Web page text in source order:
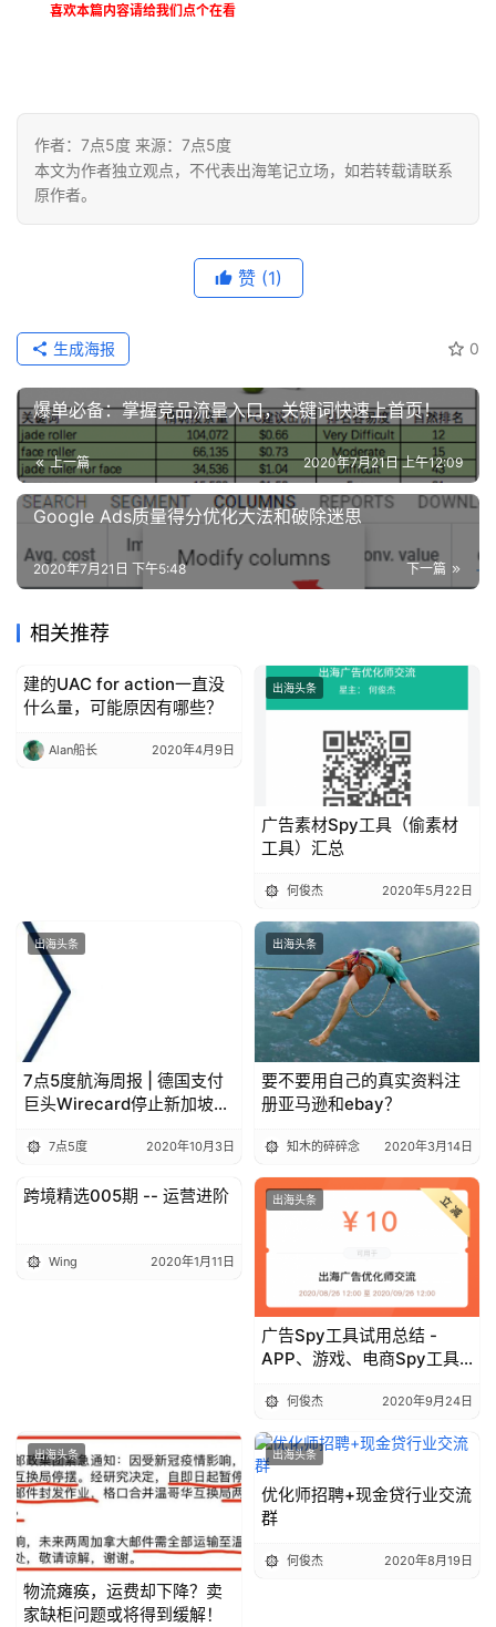
喜欢本篇内容请给我们点个在看
作者：7点5度 来源：7点5度
本文为作者独立观点，不代表出海笔记立场，如若转载请联系
原作者。
赞 (1)
0
生成海报
爆单必备：掌握竞品流量入口，关键词快速上首页！
上一篇 2020年7月21日 上午12:09
Google Ads质量得分优化大法和破除迷思
下一篇
2020年7月21日 下午5:48
相关推荐
出海头条
建的UAC for action一直没
什么量，可能原因有哪些？
Alan船长 2020年4月9日
出海头条
广告素材Spy工具（偷素材
工具）汇总
何俊杰 2020年5月22日
出海头条
7点5度航海周报 | 德国支付
巨头Wirecard停止新加坡业
PayMongo在A轮融资中获
7点5度 2020年10月3日
出海头条
要不要用自己的真实资料注
册亚马逊和ebay？
知木的碎碎念 2020年3月14日
出海头条
跨境精选005期 -- 运营进阶
Wing 2020年1月11日
出海头条
广告Spy工具试用总结 -
APP、游戏、电商Spy工具
何俊杰 2020年9月24日
出海头条
物流瘫痪，运费却下降？卖
家缺柜问题或将得到缓解！
出海头条
优化师招聘+现金贷行业交流
群
何俊杰 2020年8月19日